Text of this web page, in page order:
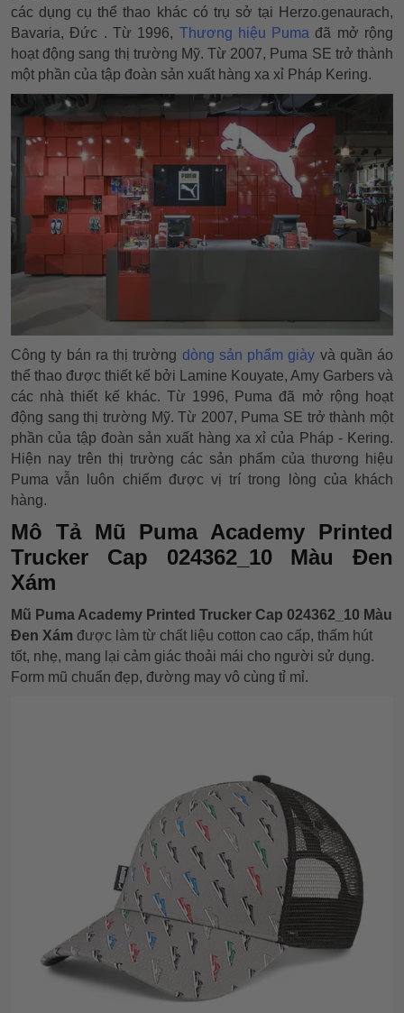
các dụng cụ thể thao khác có trụ sở tại Herzo.genaurach,
Bavaria, Đức . Từ 1996, Thương hiệu Puma đã mở rộng
hoạt động sang thị trường Mỹ. Từ 2007, Puma SE trở thành
một phần của tập đoàn sản xuất hàng xa xỉ Pháp Kering.
Công ty bán ra thị trường dòng sản phẩm giày và quần áo
thể thao được thiết kế bởi Lamine Kouyate, Amy Garbers và
các nhà thiết kế khác. Từ 1996, Puma đã mở rộng hoạt
động sang thị trường Mỹ. Từ 2007, Puma SE trở thành một
phần của tập đoàn sản xuất hàng xa xỉ của Pháp - Kering.
Hiện nay trên thị trường các sản phẩm của thương hiệu
Puma vẫn luôn chiếm được vị trí trong lòng của khách
hàng.
Mô Tả Mũ Puma Academy Printed
Trucker Cap 024362_10 Màu Đen
Xám
Mũ Puma Academy Printed Trucker Cap 024362_10 Màu
Đen Xám được làm từ chất liệu cotton cao cấp, thấm hút
tốt, nhẹ, mang lại cảm giác thoải mái cho người sử dụng.
Form mũ chuẩn đẹp, đường may vô cùng tỉ mỉ.